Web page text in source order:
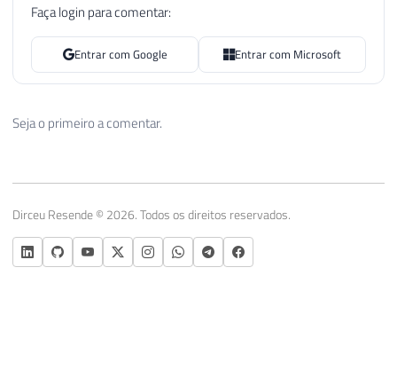
Faça login para comentar:
Entrar com Google Entrar com Microsoft
Seja o primeiro a comentar.
Dirceu Resende © 2026. Todos os direitos reservados.